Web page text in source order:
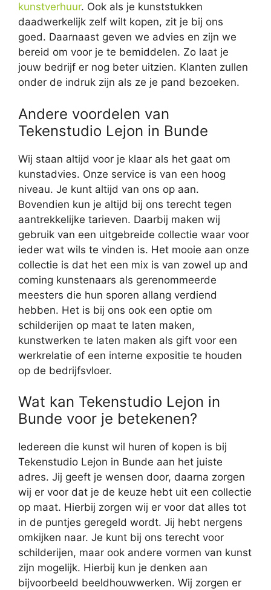
kunstverhuur. Ook als je kunststukken
daadwerkelijk zelf wilt kopen, zit je bij ons
goed. Daarnaast geven we advies en zijn we
bereid om voor je te bemiddelen. Zo laat je
jouw bedrijf er nog beter uitzien. Klanten zullen
onder de indruk zijn als ze je pand bezoeken.
Andere voordelen van
Tekenstudio Lejon in Bunde
Wij staan altijd voor je klaar als het gaat om
kunstadvies. Onze service is van een hoog
niveau. Je kunt altijd van ons op aan.
Bovendien kun je altijd bij ons terecht tegen
aantrekkelijke tarieven. Daarbij maken wij
gebruik van een uitgebreide collectie waar voor
ieder wat wils te vinden is. Het mooie aan onze
collectie is dat het een mix is van zowel up and
coming kunstenaars als gerenommeerde
meesters die hun sporen allang verdiend
hebben. Het is bij ons ook een optie om
schilderijen op maat te laten maken,
kunstwerken te laten maken als gift voor een
werkrelatie of een interne expositie te houden
op de bedrijfsvloer.
Wat kan Tekenstudio Lejon in
Bunde voor je betekenen?
Iedereen die kunst wil huren of kopen is bij
Tekenstudio Lejon in Bunde aan het juiste
adres. Jij geeft je wensen door, daarna zorgen
wij er voor dat je de keuze hebt uit een collectie
op maat. Hierbij zorgen wij er voor dat alles tot
in de puntjes geregeld wordt. Jij hebt nergens
omkijken naar. Je kunt bij ons terecht voor
schilderijen, maar ook andere vormen van kunst
zijn mogelijk. Hierbij kun je denken aan
bijvoorbeeld beeldhouwwerken. Wij zorgen er